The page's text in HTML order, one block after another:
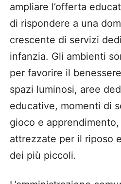
ampliare l’offerta
di rispondere a una
crescente di servizi
infanzia. Gli ambienti
per favorire il
spazi luminosi, aree
educative, momenti di
gioco e
attrezzate per il riposo
dei più piccoli.